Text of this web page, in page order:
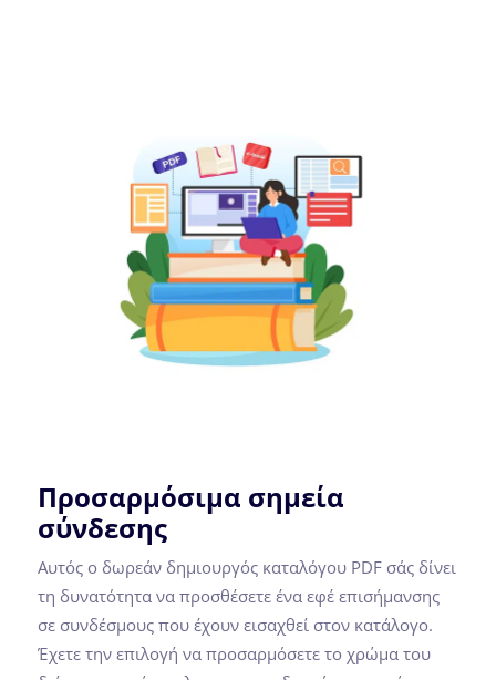
Προσαρμόσιμα σημεία
σύνδεσης
Αυτός ο δωρεάν δημιουργός καταλόγου PDF σάς δίνει
τη δυνατότητα να προσθέσετε ένα εφέ επισήμανσης
σε συνδέσμους που έχουν εισαχθεί στον κατάλογο.
Έχετε την επιλογή να προσαρμόσετε το χρώμα του